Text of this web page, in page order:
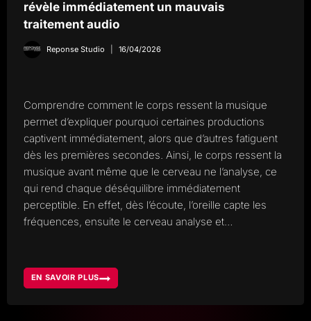
révèle immédiatement un mauvais
traitement audio
Reponse Studio 16/04/2026
Comprendre comment le corps ressent la musique
permet d’expliquer pourquoi certaines productions
captivent immédiatement, alors que d’autres fatiguent
dès les premières secondes. Ainsi, le corps ressent la
musique avant même que le cerveau ne l’analyse, ce
qui rend chaque déséquilibre immédiatement
perceptible. En effet, dès l’écoute, l’oreille capte les
fréquences, ensuite le cerveau analyse et…
EN SAVOIR PLUS
COMMENT
LE